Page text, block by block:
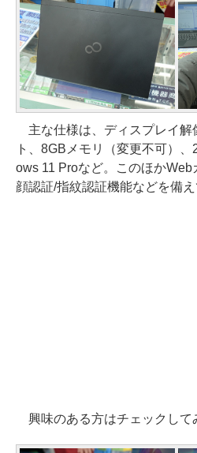
主な仕様は、ディスプレイ解
ト、8GBメモリ（変更不可）
ows 11 Proなど。このほかWeb
顔認証/指紋認証機能などを備え
興味のある方はチェックして